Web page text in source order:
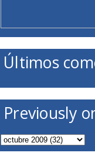
Últimos
Previously